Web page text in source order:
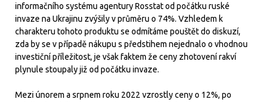
informačního systému agentury Rosstat od počátku ruské
invaze na Ukrajinu zvýšily v průměru o 74%. Vzhledem k
charakteru tohoto produktu se odmítáme pouštět do diskuzí,
zda by se v případě nákupu s předstihem nejednalo o vhodnou
investiční příležitost, je však faktem že ceny zhotovení rakví
plynule stoupaly již od počátku invaze.
Mezi únorem a srpnem roku 2022 vzrostly ceny o 12%, po